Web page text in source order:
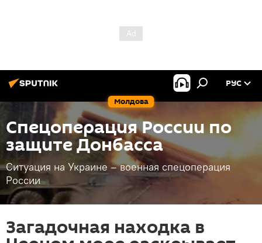
Молдова
РУС
Спецоперация России по
защите Донбасса
Ситуация на Украине – военная спецоперация
России
Загадочная находка в